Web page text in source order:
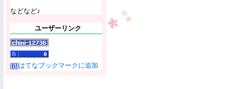
などなど♪
ユーザーリンク
はてなブックマークに追加